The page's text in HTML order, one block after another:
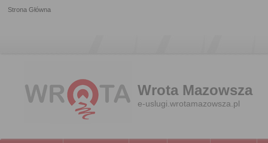
Strona Główna
Wrota Mazowsza
e-uslugi.wrotamazowsza.pl